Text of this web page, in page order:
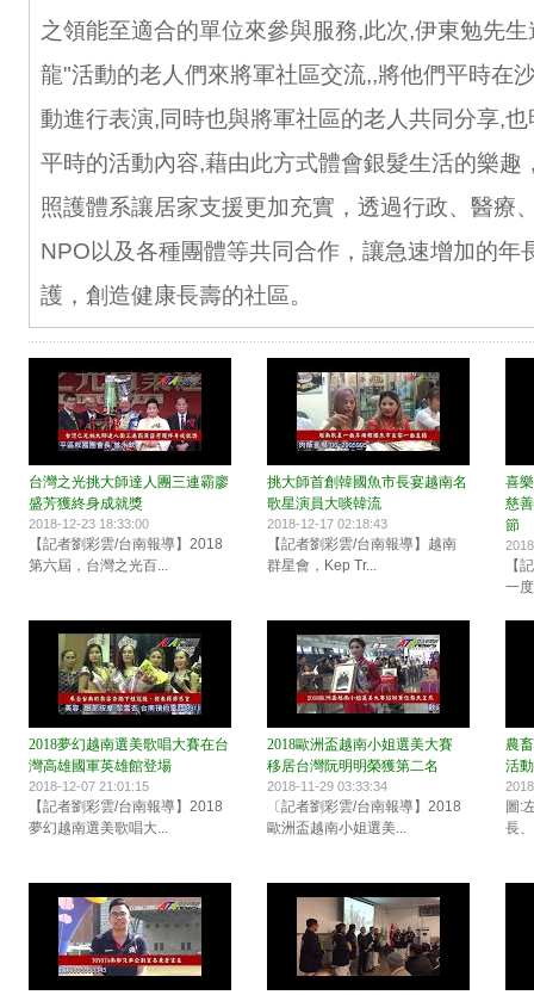
之領能至適合的單位來參與服務,此次,伊東勉先
龍"活動的老人們來將軍社區交流,,將他們平時在
動進行表演,同時也與將軍社區的老人共同分享,
平時的活動內容,藉由此方式體會銀髮生活的樂趣
照護體系讓居家支援更加充實，透過行政、醫療
NPO以及各種團體等共同合作，讓急速增加的年
護，創造健康長壽的社區。
台灣之光挑大師達人團三連霸廖
盛芳獲終身成就獎
2018-12-23 18:33:00
【記者劉彩雲/台南報導】2018
第六屆，台灣之光百...
挑大師首創韓國魚市長宴越南名
歌星演員大啖韓流
2018-12-17 02:18:43
【記者劉彩雲/台南報導】越南
群星會，Kep Tr...
喜
慈
節
【
一
2018夢幻越南選美歌唱大賽在台
灣高雄國軍英雄館登場
2018-12-07 21:01:15
【記者劉彩雲/台南報導】2018
夢幻越南選美歌唱大...
2018歐洲盃越南小姐選美大賽
移居台灣阮明明榮獲第二名
2018-11-29 03:33:34
〔記者劉彩雲/台南報導】2018
歐洲盃越南小姐選美...
農
活
圖:
長